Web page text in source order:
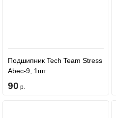
Подшипник Tech Team Stress
Abec-9, 1шт
90 р.